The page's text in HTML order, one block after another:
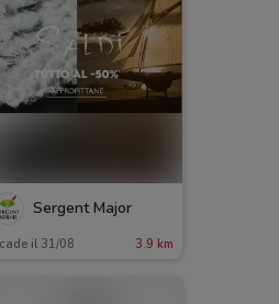
Sergent Major
il 31/08 3.9 km